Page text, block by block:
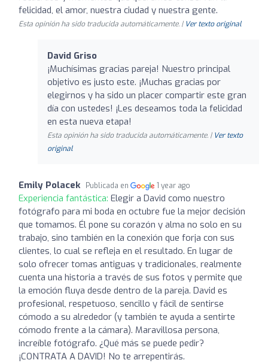
felicidad, el amor, nuestra ciudad y nuestra gente.
Esta opinión ha sido traducida automáticamente. | Ver texto original
David Griso
¡Muchísimas gracias pareja! Nuestro principal
objetivo es justo este. ¡Muchas gracias por
elegirnos y ha sido un placer compartir este gran
día con ustedes! ¡Les deseamos toda la felicidad
en esta nueva etapa!
Esta opinión ha sido traducida automáticamente. | Ver texto
original
Emily Polacek Publicada en 1 year ago
Experiencia fantástica: Elegir a David como nuestro
fotógrafo para mi boda en octubre fue la mejor decisión
que tomamos. Él pone su corazón y alma no solo en su
trabajo, sino también en la conexión que forja con sus
clientes, lo cual se refleja en el resultado. En lugar de
solo ofrecer tomas antiguas y tradicionales, realmente
cuenta una historia a través de sus fotos y permite que
la emoción fluya desde dentro de la pareja. David es
profesional, respetuoso, sencillo y fácil de sentirse
cómodo a su alrededor (y también te ayuda a sentirte
cómodo frente a la cámara). Maravillosa persona,
increíble fotógrafo. ¿Qué más se puede pedir?
¡CONTRATA A DAVID! No te arrepentirás.